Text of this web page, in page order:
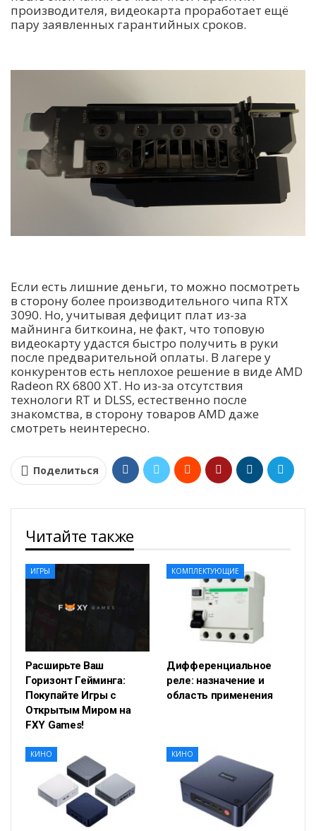
производителя, видеокарта проработает ещё
пару заявленных гарантийных сроков.
Если есть лишние деньги, то можно посмотреть
в сторону более производительного чипа RTX
3090. Но, учитывая дефицит плат из-за
майнинга биткоина, не факт, что топовую
видеокарту удастся быстро получить в руки
после предварительной оплаты. В лагере у
конкурентов есть неплохое решение в виде AMD
Radeon RX 6800 XT. Но из-за отсутствия
технологи RT и DLSS, естественно после
знакомства, в сторону товаров AMD даже
смотреть неинтересно.
Поделиться
Читайте также
ИГРЫ
Расширьте Ваш
Горизонт Гейминга:
Покупайте Игры с
Открытым Миром на
FXY Games!
КОМПЛЕКТУЮЩИЕ
Дифференциальное
реле: назначение и
область применения
КИНО КИНО